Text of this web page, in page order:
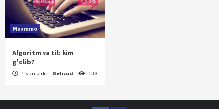
Muammo
Algoritm va til: kim
g'olib?
1 kun oldin Behzod 138